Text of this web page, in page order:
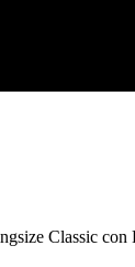
Classic con